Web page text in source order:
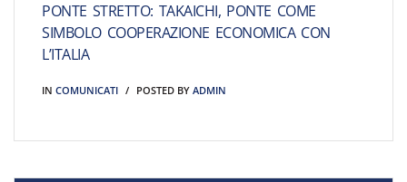
PONTE STRETTO: TAKAICHI, PONTE COME
SIMBOLO COOPERAZIONE ECONOMICA CON
L’ITALIA
IN COMUNICATI POSTED BY ADMIN